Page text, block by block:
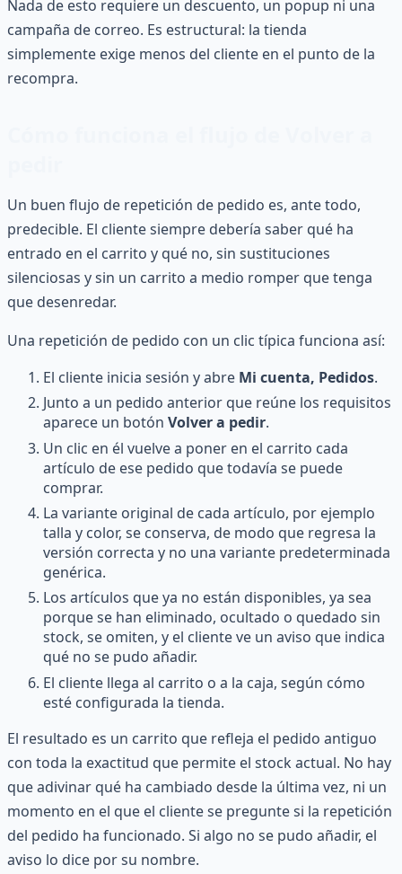
Nada de esto requiere un descuento, un popup ni una
campaña de correo. Es estructural: la tienda
simplemente exige menos del cliente en el punto de la
recompra.
Un buen flujo de repetición de pedido es, ante todo,
predecible. El cliente siempre debería saber qué ha
entrado en el carrito y qué no, sin sustituciones
silenciosas y sin un carrito a medio romper que tenga
que desenredar.
Una repetición de pedido con un clic típica funciona así:
El cliente inicia sesión y abre Mi cuenta, Pedidos.
Junto a un pedido anterior que reúne los requisitos
aparece un botón Volver a pedir.
Un clic en él vuelve a poner en el carrito cada
artículo de ese pedido que todavía se puede
comprar.
La variante original de cada artículo, por ejemplo
talla y color, se conserva, de modo que regresa la
versión correcta y no una variante predeterminada
genérica.
Los artículos que ya no están disponibles, ya sea
porque se han eliminado, ocultado o quedado sin
stock, se omiten, y el cliente ve un aviso que indica
qué no se pudo añadir.
El cliente llega al carrito o a la caja, según cómo
esté configurada la tienda.
El resultado es un carrito que refleja el pedido antiguo
con toda la exactitud que permite el stock actual. No hay
que adivinar qué ha cambiado desde la última vez, ni un
momento en el que el cliente se pregunte si la repetición
del pedido ha funcionado. Si algo no se pudo añadir, el
aviso lo dice por su nombre.